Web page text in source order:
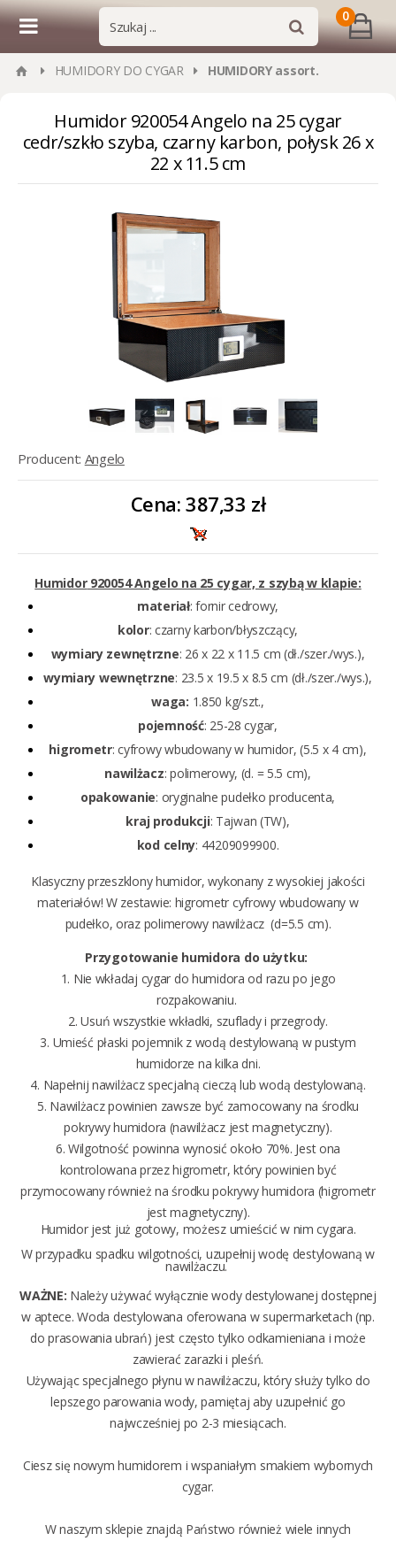
0
HUMIDORY DO CYGAR HUMIDORY assort.
Humidor 920054 Angelo na 25 cygar
cedr/szkło szyba, czarny karbon, połysk 26 x
22 x 11.5 cm
Producent: Angelo
Cena:387,33 zł
Humidor 920054 Angelo na 25 cygar, z szybą w klapie:
materiał: fornir cedrowy,
kolor: czarny karbon/błyszczący,
wymiary zewnętrzne: 26 x 22 x 11.5 cm (dł./szer./wys.),
wymiary wewnętrzne: 23.5 x 19.5 x 8.5 cm (dł./szer./wys.),
waga: 1.850 kg/szt.,
pojemność: 25-28 cygar,
higrometr: cyfrowy wbudowany w humidor, (5.5 x 4 cm),
nawilżacz: polimerowy, (d. = 5.5 cm),
opakowanie: oryginalne pudełko producenta,
kraj produkcji: Tajwan (TW),
kod celny: 44209099900.
Klasyczny przeszklony humidor, wykonany z wysokiej jakości
materiałów!W zestawie: higrometr cyfrowy wbudowany w
pudełko, oraz polimerowy nawilżacz (d=5.5 cm).
Przygotowanie humidora do użytku:
1. Nie wkładaj cygar do humidora od razu po jego
rozpakowaniu.
2. Usuń wszystkie wkładki, szuflady i przegrody.
3. Umieść płaski pojemnik z wodą destylowaną w pustym
humidorze na kilka dni.
4. Napełnij nawilżacz specjalną cieczą lub wodą destylowaną.
5. Nawilżacz powinien zawsze być zamocowany na środku
pokrywy humidora (nawilżacz jest magnetyczny).
6. Wilgotność powinna wynosić około 70%. Jest ona
kontrolowana przez higrometr, który powinien być
przymocowany również na środku pokrywy humidora (higrometr
jest magnetyczny).
Humidor jest już gotowy, możesz umieścić w nim cygara.
W przypadku spadku wilgotności, uzupełnij wodę destylowaną w
nawilżaczu.
WAŻNE: Należy używać wyłącznie wody destylowanej dostępnej
w aptece. Woda destylowana oferowana w supermarketach (np.
do prasowania ubrań) jest często tylko odkamieniana i może
zawierać zarazki i pleśń.
Używając specjalnego płynu w nawilżaczu, który służy tylko do
lepszego parowania wody, pamiętaj aby uzupełnić go
najwcześniej po 2-3 miesiącach.
Ciesz się nowym humidorem i wspaniałym smakiem wybornych
cygar.
W naszym sklepie znajdą Państwo również wiele innych